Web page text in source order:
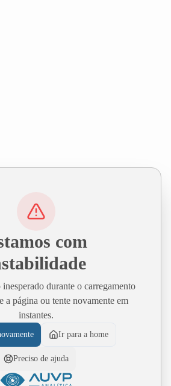
com
durante o carregamento
a página ou tente novamente em
instantes.
Ir para a home
Preciso de ajuda